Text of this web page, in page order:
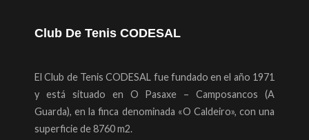
Club De Tenis CODESAL
El Club de Tenis CODESAL fue fundado en el año 1971
y está situado en O Pasaxe – Camposancos (A
Guarda), en la finca denominada «O Caldeiro», con una
superficie de 8760 m2.